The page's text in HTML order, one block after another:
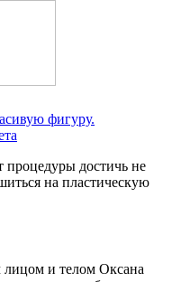
фигуру.
достичь не
на пластическую
лицом и телом Оксана